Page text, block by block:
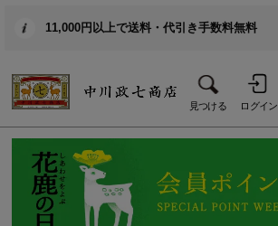
11,000円以上で送料・代引き手数料無料
見つける ログイン